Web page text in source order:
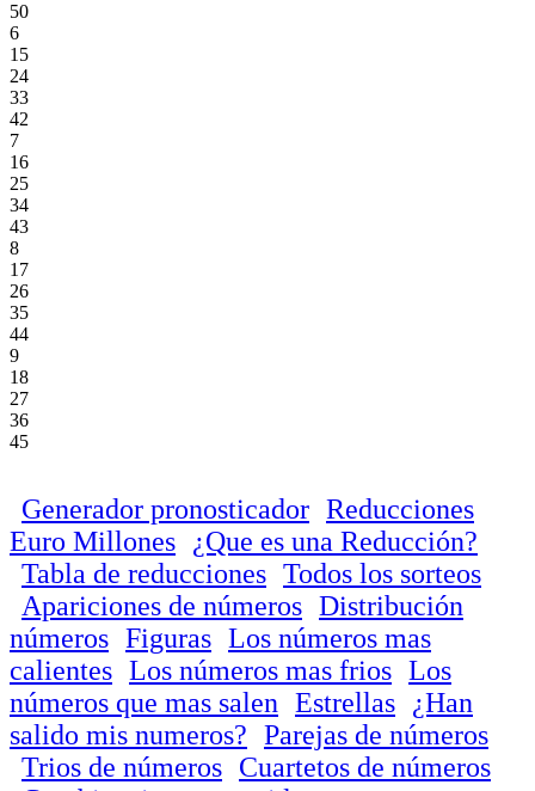
50
6
15
24
33
42
7
16
25
34
43
8
17
26
35
44
9
18
27
36
45
Generador pronosticador Reducciones
Euro Millones
¿Que es una Reducción?
Tabla de reducciones Todos los sorteos
Apariciones de números Distribución
números Figuras Los números mas
calientes Los números mas frios Los
números que mas salen Estrellas
¿Han
salido mis numeros? Parejas de números
Trios de números Cuartetos de números